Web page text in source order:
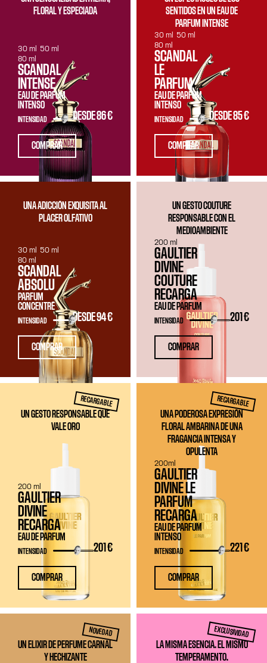
FLORAL Y ESPECIADA
SCANDAL
INTENSE
EAU DE PARFUM
INTENSO
DESDE86 €
INTENSIDAD
30 ml 50 ml
80 ml
COMPRAR
SENTIDOS EN UN EAU DE
PARFUM INTENSE
SCANDAL
LE
PARFUM
EAU DE PARFUM
INTENSO
DESDE85 €
INTENSIDAD
30 ml 50 ml
80 ml
COMPRAR
UNA ADICCIÓN EXQUISITA AL
PLACER OLFATIVO
SCANDAL
ABSOLU
PARFUM
CONCENTRÉ
DESDE94 €
INTENSIDAD
30 ml 50 ml
80 ml
COMPRAR
UN GESTO COUTURE
RESPONSABLE CON EL
MEDIOAMBIENTE
GAULTIER
DIVINE
COUTURE
RECARGA
EAU DE PARFUM
201 €
INTENSIDAD
200 ml
COMPRAR
RECARGABLE
UN GESTO RESPONSABLE QUE
VALE ORO
GAULTIER
DIVINE
RECARGA
EAU DE PARFUM
201 €
INTENSIDAD
200 ml
COMPRAR
RECARGABLE
UNA PODEROSA EXPRESIÓN
FLORAL AMBARINA DE UNA
FRAGANCIA INTENSA Y
OPULENTA
GAULTIER
DIVINE LE
PARFUM
RECARGA
EAU DE PARFUM
INTENSO
221 €
INTENSIDAD
200ml
COMPRAR
NOVEDAD
UN ELIXIR DE PERFUME CARNAL
Y HECHIZANTE
EXCLUSIVIDAD
LA MISMA ESENCIA. EL MISMO
TEMPERAMENTO.